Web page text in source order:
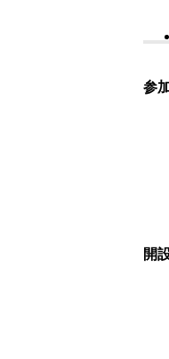
参
開